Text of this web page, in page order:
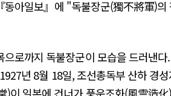
동아일보』에 "독불장군(獨不將軍)
으로까지 독불장군이 모습을 드러낸
년 8월 18일, 조선총독부 산하 경
)이 일본에 건너가 풍운조화(風雲造